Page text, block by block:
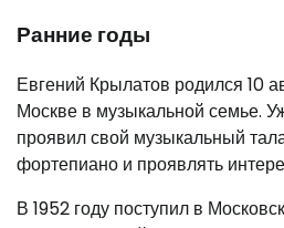
Ранние годы
Евгений Крылатов родился 10
Москве в музыкальной семье.
проявил свой музыкальный
фортепиано и проявлять
В 1952 году поступил в